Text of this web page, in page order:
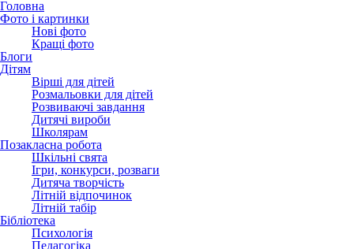
Головна
Фото і картинки
Нові фото
Кращі фото
Блоги
Дітям
Вірші для дітей
Розмальовки для дітей
Розвиваючі завдання
Дитячі вироби
Школярам
Позакласна робота
Шкільні свята
Ігри, конкурси, розваги
Дитяча творчість
Літній відпочинок
Літній табір
Бібліотека
Психологія
Педагогіка